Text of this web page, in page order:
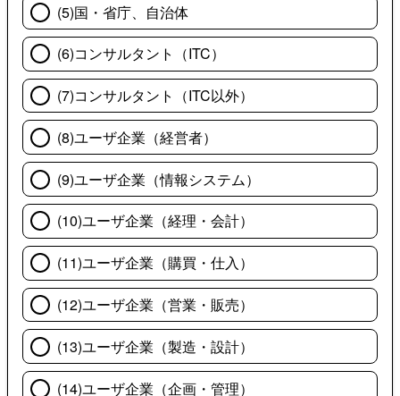
(5)国・省庁、自治体
(6)コンサルタント（ITC）
(7)コンサルタント（ITC以外）
(8)ユーザ企業（経営者）
(9)ユーザ企業（情報システム）
(10)ユーザ企業（経理・会計）
(11)ユーザ企業（購買・仕入）
(12)ユーザ企業（営業・販売）
(13)ユーザ企業（製造・設計）
(14)ユーザ企業（企画・管理）